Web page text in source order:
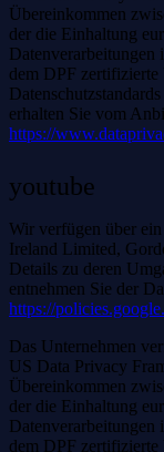
Übereinkommen
der die Einhaltung
Datenverarbeitungen
dem DPF zertifizierte
erhalten Sie vom
https://
youtube
Wir verfügen über
Ireland Limited,
Details zu deren
entnehmen Sie der
https://
Das Unternehmen
US Data Privacy
Übereinkommen
der die Einhaltung
Datenverarbeitungen
dem DPF zertifizierte